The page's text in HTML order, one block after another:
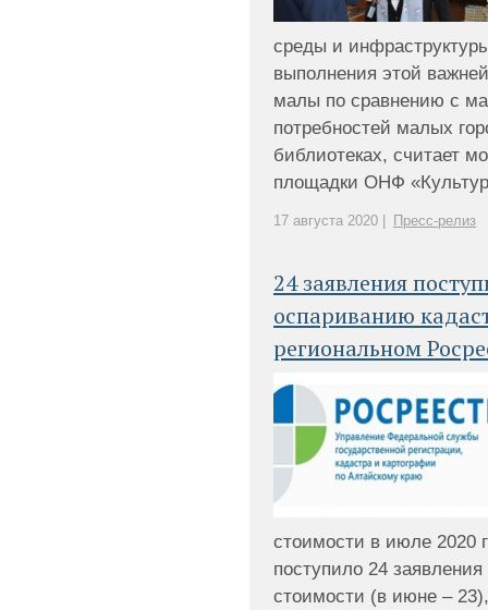
среды и
выполнения этой
малы по сравнению с
потребностей малых
библиотеках, считает
площадки ОНФ
17 августа 2020 | Пресс-релиз
24 заявления
оспариванию
региональном
стоимости в июле 2020
поступило 24
стоимости (в июне –